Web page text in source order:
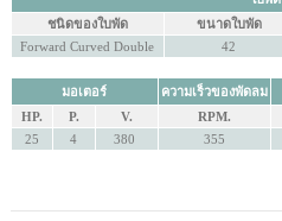
ชนิดของใบพัด
ขนาดใบพัด
Forward Curved Double
42
มอเตอร์ ความเร็วของพัดลม
HP.
P. V. RPM.
25
4 380 355